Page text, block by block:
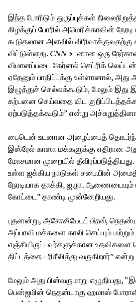
இந்த போரிடும் துருப்புக்கள்
கிழக்குப் போரில் அமெரிக்காவின்
கூடுதலான அளவில்
விட்டுள்ளது.CNNஉடனான ஒரு
விமானப்படை கேர்னல் செட்ரிக் லெய்டன்,
ஏதேனும் பாதிப்புக்கு உள்ளானால்,
இழுத்துச் செல்லக்கூடும், மேலும் இது
கற்பனை செய்வதை விட
ஏற்படுத்தக்கூடும்” என்று
பைடென் உடனான அழைப்பைத்
இஸ்ரேல் காஸா மக்களுக்கு எதிரான
மோசமான முறையில்
உள்ள ஐக்கிய நாடுகள் சபையின்
நேரடியாக தாக்கி, ஐ.நா.
கோட்டை” தாண்டி முன்னேறியது.
புதனன்று,அசோசியேடட் பிரஸ்,
அப்பாவி மக்களை காலி செய்யும்
எஞ்சியிருப்பவர்களுக்கான உதவிகளை
திட்டத்தை பரிசீலித்து வருகிறார்”
மேலும் அது பின்வருமாறு எழுதியது,
பென்ஜமின் நெதன்யாகு ஹமாஸ்